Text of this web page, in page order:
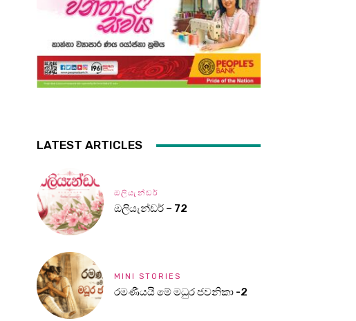
LATEST ARTICLES
ඔලියැන්ඩර්
ඔලියැන්ඩර් – 72
MINI STORIES
රමණීයයි මේ මධුර ජවනිකා -2